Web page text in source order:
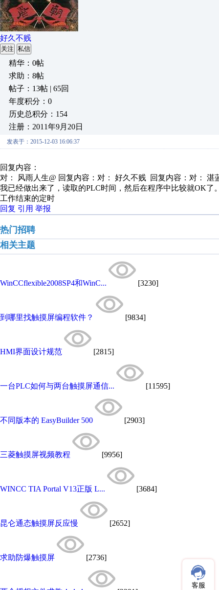
好久不贱
关注 私信
精华：0帖
求助：8帖
帖子：13帖 | 65回
年度积分：0
历史总积分：154
注册：2011年9月20日
发表于：2015-12-03 16:06:37
回复内容：
对： 风雨人生@ 回复内容：对： 好久不贱 回复内容：对： 湛
我已经做出来了，读取的PLC时间，然后在程序中比较就OK
工作结束的定时
回复 引用 举报
热门招聘
相关主题
WinCCflexible2008SP4和WinC... [3230]
到哪里找触摸屏编程软件？ [9834]
HMI界面设计规范 [2815]
一台PLC如何与两台触摸屏通信... [11595]
不同版本的 EasyBuilder 500 [2903]
三菱触摸屏视频教程 [9956]
WINCC TIA Portal V13正版 L... [3684]
昆仑通态触摸屏反应慢 [2652]
求助防爆触摸屏 [2736]
客服